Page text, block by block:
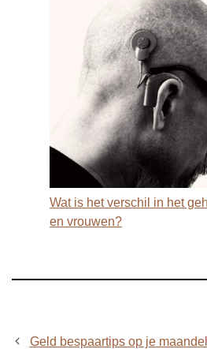
Wat is het verschil in het
en vrouwen?
Geld bespaartips op je